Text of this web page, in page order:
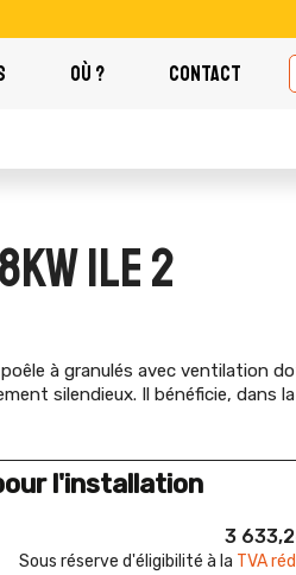
OÙ ? CONTACT
ILE 2
poêle à granulés avec ventilation
silendieux. Il bénéficie, dans
l'installation
3
Sous réserve d'éligibilité à la TVA